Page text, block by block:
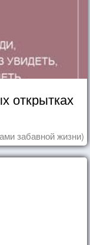
открытках
забавной жизни)